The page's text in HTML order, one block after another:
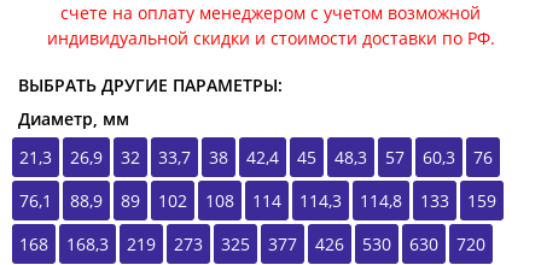
счете на оплату менеджером с учетом возможной
индивидуальной скидки и стоимости доставки по РФ.
ВЫБРАТЬ ДРУГИЕ ПАРАМЕТРЫ:
Диаметр, мм
21,3
26,9 32 33,7 38 42,4 45 48,3 57 60,3
76
76,1
88,9 89 102 108 114 114,3 114,8 133
159
168
168,3 219 273 325 377 426 530 630 720